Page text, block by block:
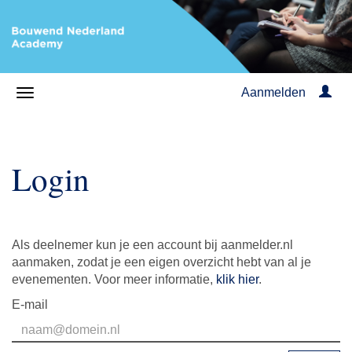
Aanmelden
Login
Als deelnemer kun je een account bij aanmelder.nl
aanmaken, zodat je een eigen overzicht hebt van al je
evenementen. Voor meer informatie, klik hier.
E-mail